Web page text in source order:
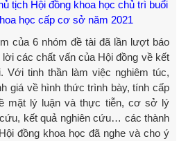
tịch Hội đồng khoa học chủ trì buổi
học cấp cơ sở năm 2021
của 6 nhóm đề tài đã lần lượt báo
các chất vấn của Hội đồng về kết
Với tinh thần làm việc nghiêm túc,
giá về hình thức trình bày, tính cấp
mặt lý luận và thực tiễn, cơ sở lý
kết quả nghiên cứu… các thành
đồng khoa học đã nghe và cho ý